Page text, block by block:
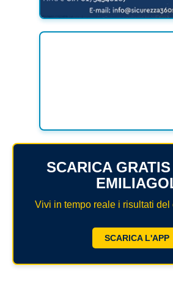
SCARICA
Vivi in tempo reale i risultati
SCARICA L'APP